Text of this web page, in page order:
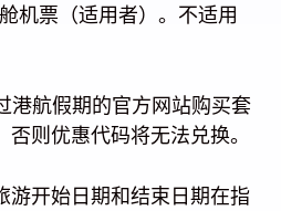
机票（适用者）。不适用
港航假期的官方网站购买套
则优惠代码将无法兑换。
游开始日期和结束日期在指